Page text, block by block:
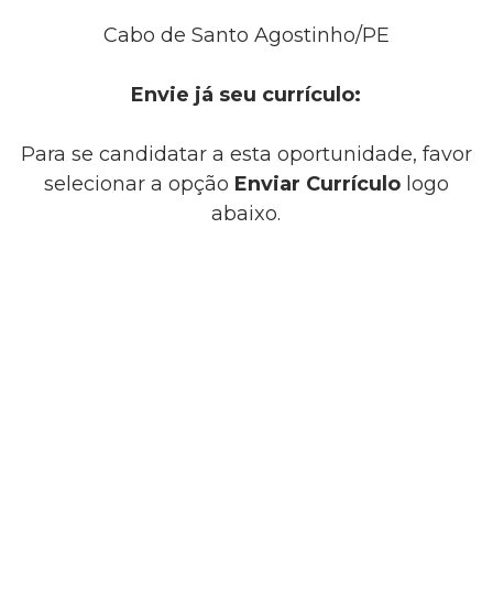
Cabo de Santo Agostinho/PE
Envie já seu currículo:
Para se candidatar a esta oportunidade, favor
selecionar a opção Enviar Currículologo
abaixo.